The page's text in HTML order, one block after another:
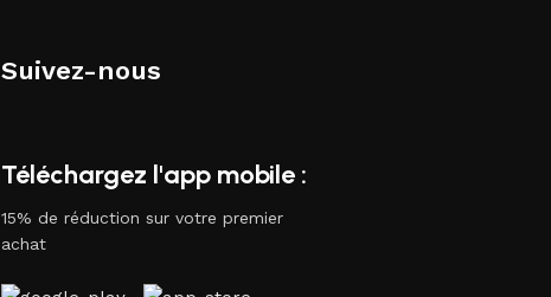
Suivez-nous
Téléchargez l'app mobile :
15% de réduction sur votre premier
achat